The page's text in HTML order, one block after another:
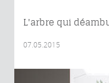
L'arbre qui
07.05.2015